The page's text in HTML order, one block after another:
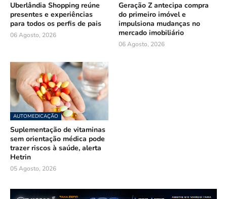
Uberlândia Shopping reúne
presentes e experiências
para todos os perfis de pais
06 Agosto, 2026
Geração Z antecipa compra
do primeiro imóvel e
impulsiona mudanças no
mercado imobiliário
06 Agosto, 2026
AUTOMEDICAÇÃO
Suplementação de vitaminas
sem orientação médica pode
trazer riscos à saúde, alerta
Hetrin
05 Agosto, 2026